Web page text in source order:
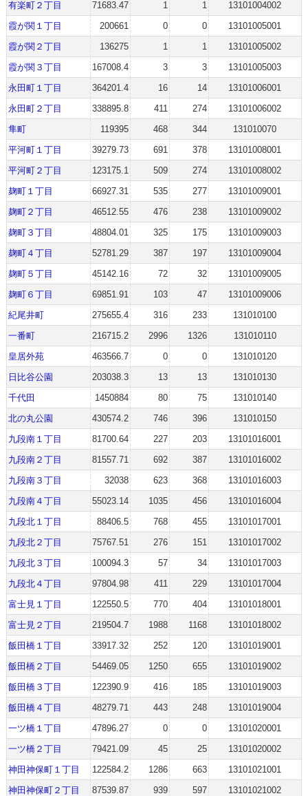
有楽町２丁目 71683.47 1 1
13101004002
霞が関１丁目
200661 0 0
13101005001
霞が関２丁目
136275 1 1
13101005002
霞が関３丁目
167008.4 3 3
13101005003
永田町１丁目
364201.4 16 14
13101006001
永田町２丁目
338895.8 411 274
13101006002
隼町
119395 468 344
131010070
平河町１丁目
39279.73 691 378
13101008001
平河町２丁目
123175.1 509 274
13101008002
麹町１丁目
66927.31 535 277
13101009001
麹町２丁目
46512.55 476 238
13101009002
麹町３丁目
48804.01 325 175
13101009003
麹町４丁目
52781.29 387 197
13101009004
麹町５丁目
45142.16 72 32
13101009005
麹町６丁目
69851.91 103 47
13101009006
紀尾井町
275655.4 316 233
131010100
一番町
216715.2 2996 1326
131010110
皇居外苑
463566.7 0 0
131010120
日比谷公園
203038.3 13 13
131010130
千代田
1450884 80 75
131010140
北の丸公園
430574.2 746 396
131010150
九段南１丁目
81700.64 227 203
13101016001
九段南２丁目
81557.71 692 387
13101016002
九段南３丁目
32038 623 368
13101016003
九段南４丁目
55023.14 1035 456
13101016004
九段北１丁目
88406.5 768 455
13101017001
九段北２丁目
75767.51 276 151
13101017002
九段北３丁目
100094.3 57 34
13101017003
九段北４丁目
97804.98 411 229
13101017004
富士見１丁目
122550.5 770 404
13101018001
富士見２丁目
219504.7 1988 1168
13101018002
飯田橋１丁目
33917.32 252 120
13101019001
飯田橋２丁目
54469.05 1250 655
13101019002
飯田橋３丁目
122390.9 416 185
13101019003
飯田橋４丁目
48279.71 443 248
13101019004
一ツ橋１丁目
47896.27 0 0
13101020001
一ツ橋２丁目
79421.09 45 25
13101020002
神田神保町１丁目
122584.2 1286 663
13101021001
神田神保町２丁目
87539.87 939 597
13101021002